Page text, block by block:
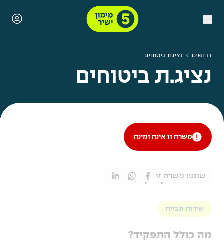
דרושים נציגת ביטוחים
נציג.ת ביטוחים
משרה זו אינה זמינה
שתפו משרה זו
שירות וגבייה
מה כולל התפקיד?